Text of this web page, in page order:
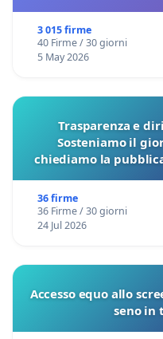
3 015 firme
40 Firme / 30 giorni
5 May 2026
Trasparenza e
Sosteniamo il
chiediamo la
36 firme
36 Firme / 30 giorni
24 Jul 2026
Accesso equo allo
seno in